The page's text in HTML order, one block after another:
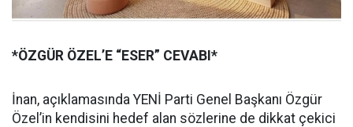
*ÖZGÜR ÖZEL’E “ESER” CEVABI*
İnan, açıklamasında YENİ Parti Genel Başkanı Özgür
Özel’in kendisini hedef alan sözlerine de dikkat çekici